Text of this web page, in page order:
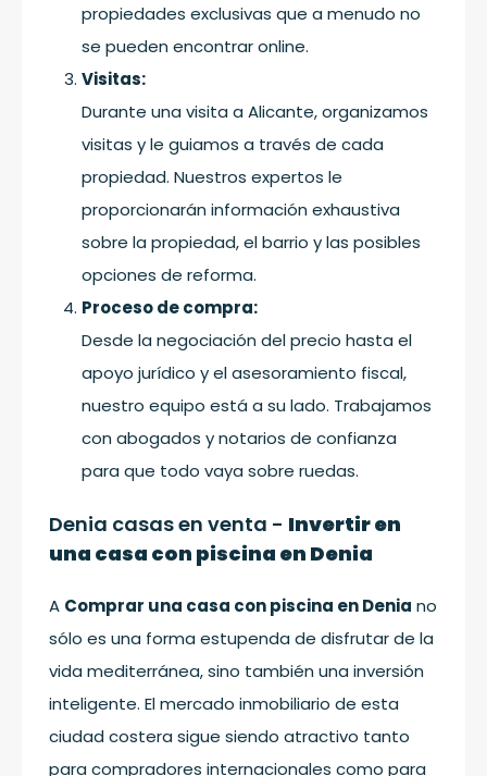
propiedades exclusivas que a menudo no
se pueden encontrar online.
Visitas:
Durante una visita a Alicante, organizamos
visitas y le guiamos a través de cada
propiedad. Nuestros expertos le
proporcionarán información exhaustiva
sobre la propiedad, el barrio y las posibles
opciones de reforma.
Proceso de compra:
Desde la negociación del precio hasta el
apoyo jurídico y el asesoramiento fiscal,
nuestro equipo está a su lado. Trabajamos
con abogados y notarios de confianza
para que todo vaya sobre ruedas.
Denia casas en venta - Invertir en
una casa con piscina en Denia
A Comprar una casa con piscina en Denia no
sólo es una forma estupenda de disfrutar de la
vida mediterránea, sino también una inversión
inteligente. El mercado inmobiliario de esta
ciudad costera sigue siendo atractivo tanto
para compradores internacionales como para